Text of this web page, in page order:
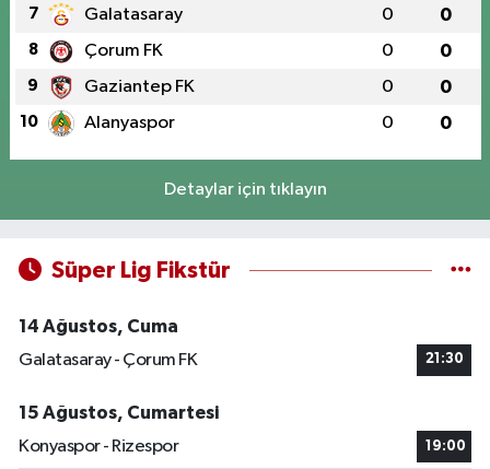
7 Galatasaray 0 0
8 Çorum FK 0 0
9 Gaziantep FK 0 0
10 Alanyaspor 0 0
Detaylar için tıklayın
Süper Lig Fikstür
14 Ağustos, Cuma
Galatasaray - Çorum FK
21:30
15 Ağustos, Cumartesi
Konyaspor - Rizespor
19:00